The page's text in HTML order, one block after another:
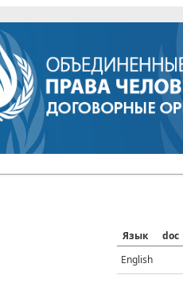
Язык
doc
English